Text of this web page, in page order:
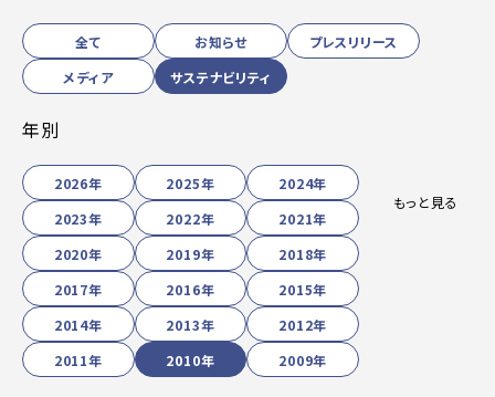
全て お知らせ
プレスリリース
メディア
サステナビリティ
年別
2026年 2025年
2024年
2023年
2022年
2021年
2020年
2019年
2018年
2017年
2016年
2015年
2014年
2013年
2012年
2011年
2010年 2009年
もっと見る